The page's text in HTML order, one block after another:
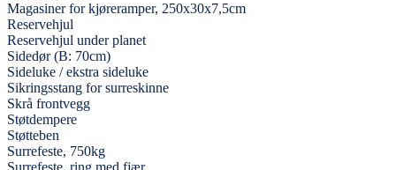
Magasiner for kjøreramper, 250x30x7,5cm
Reservehjul
Reservehjul under planet
Sidedør (B: 70cm)
Sideluke / ekstra sideluke
Sikringsstang for surreskinne
Skrå frontvegg
Støtdempere
Støtteben
Surrefeste, 750kg
Surrefeste, ring med fjær